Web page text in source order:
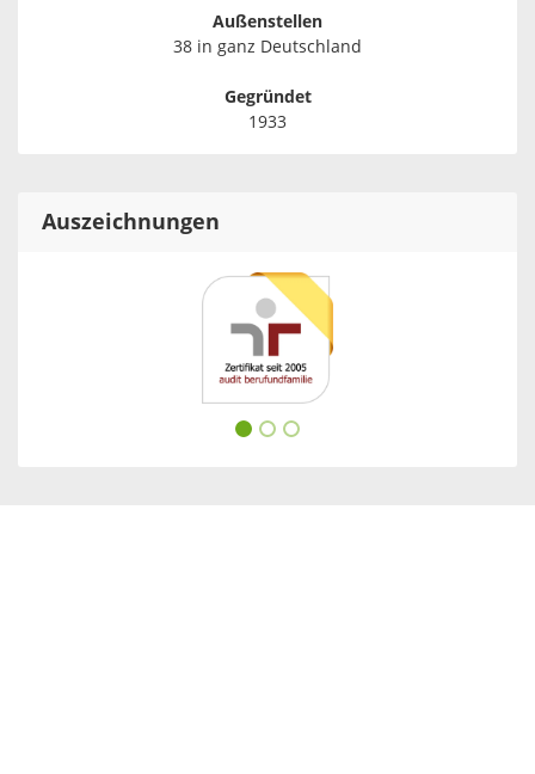
Außenstellen
38 in ganz Deutschland
Gegründet
1933
Auszeichnungen